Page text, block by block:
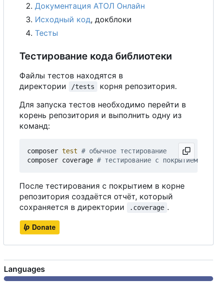
Документация АТОЛ Онлайн
Исходный код, докблоки
Тесты
Тестирование кода библиотеки
Файлы тестов находятся в
директории
/tests
корня репозитория.
Для запуска тестов необходимо перейти в
корень репозитория и выполнить одну из
команд:
composer test # обычное тестирование
composer coverage # тестирование с покрытием
После тестирования с покрытием в корне
репозитория создаётся отчёт, который
сохраняется в директории
.coverage .
Languages